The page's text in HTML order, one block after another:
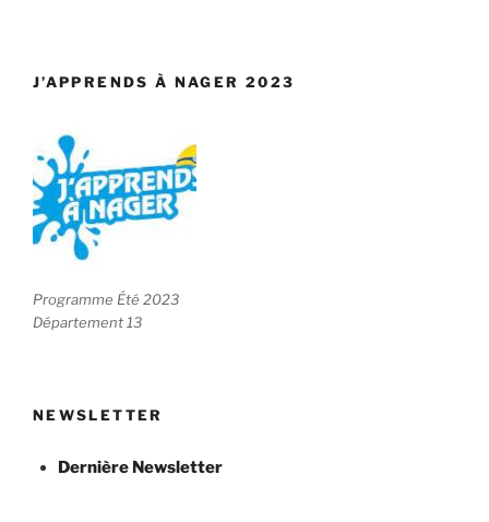
J’APPRENDS À NAGER 2023
Programme Été 2023
Département 13
NEWSLETTER
Dernière Newsletter